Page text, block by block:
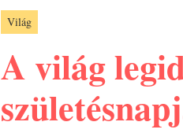
Világ
A világ